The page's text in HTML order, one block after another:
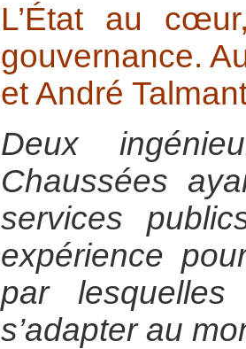
L’État au
gouvernance.
et André
Deux
Chaussées
services
expérience
par
s’adapter au